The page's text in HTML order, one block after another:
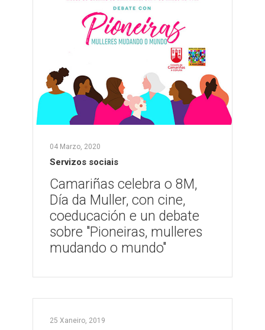
04 Marzo, 2020
Servizos sociais
Camariñas celebra o 8M,
Día da Muller, con cine,
coeducación e un debate
sobre "Pioneiras, mulleres
mudando o mundo"
25 Xaneiro, 2019